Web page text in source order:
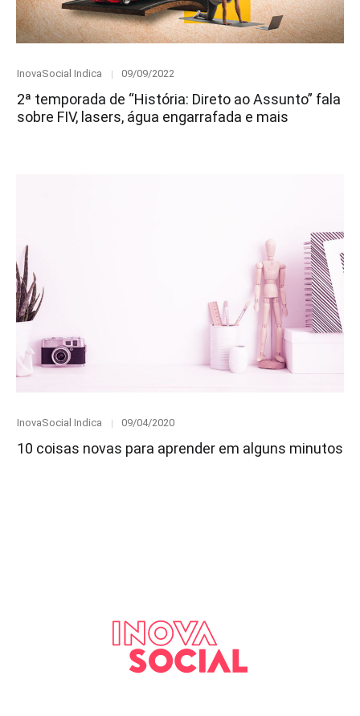
Category
InovaSocial Indica
Posted
09/09/2022
2ª temporada de “História: Direto ao Assunto” fala
sobre FIV, lasers, água engarrafada e mais
Category
InovaSocial Indica
Posted
09/04/2020
10 coisas novas para aprender em alguns minutos